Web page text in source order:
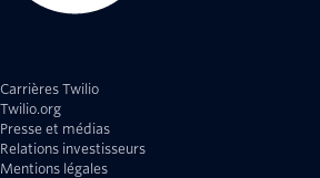
Carrières Twilio
Twilio.org
Presse et médias
Relations investisseurs
Mentions légales